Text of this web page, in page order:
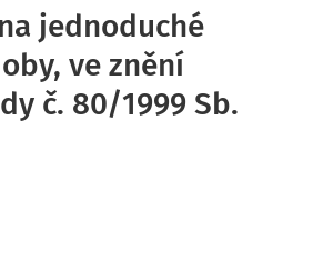
jednoduché
ve znění
č. 80/1999 Sb.